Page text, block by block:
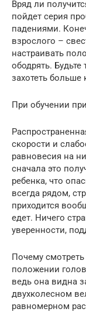
Вряд ли
пойдет серия
падениями.
взрослого –
настраивать
ободрять.
захотеть больше
При обучении
скорости и
равновесия на
сначала это
ребенка, что
всегда рядом,
приходится
едет. Ничего
уверенности,
Почему
положении
ведь она видна
двухколесном
равномерном